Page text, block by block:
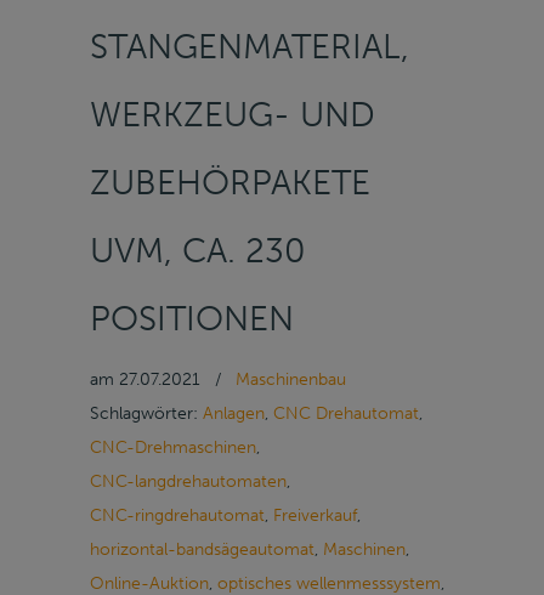
STANGENMATERIAL,
WERKZEUG- UND
ZUBEHÖRPAKETE
UVM, CA. 230
POSITIONEN
am 27.07.2021 /
Maschinenbau
Schlagwörter: Anlagen, CNC Drehautomat,
CNC-Drehmaschinen,
CNC-langdrehautomaten,
CNC-ringdrehautomat, Freiverkauf,
horizontal-bandsägeautomat, Maschinen,
Online-Auktion, optisches wellenmesssystem,